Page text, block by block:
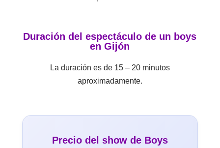
Duración del espectáculo de un boys
en Gijón
La duración es de 15 – 20 minutos
aproximadamente.
Precio del show de Boys